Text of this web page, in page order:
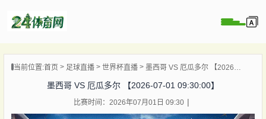
播当前位置:首页 足球直播 世界杯直播 墨西哥 VS 厄瓜多尔 【2026-07-01 09:30:00】
墨西哥 VS 厄瓜多尔 【2026-07-01 09:30:00】
比赛时间：2026年07月01日 09:30